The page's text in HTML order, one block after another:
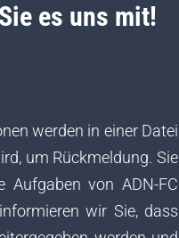
es uns mit!
werden in einer Datei
um Rückmeldung. Sie
von ADN-FC
wir Sie, dass